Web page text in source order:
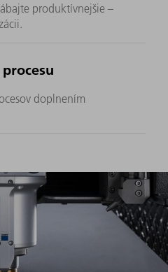
produktívnejšie –
doplnením